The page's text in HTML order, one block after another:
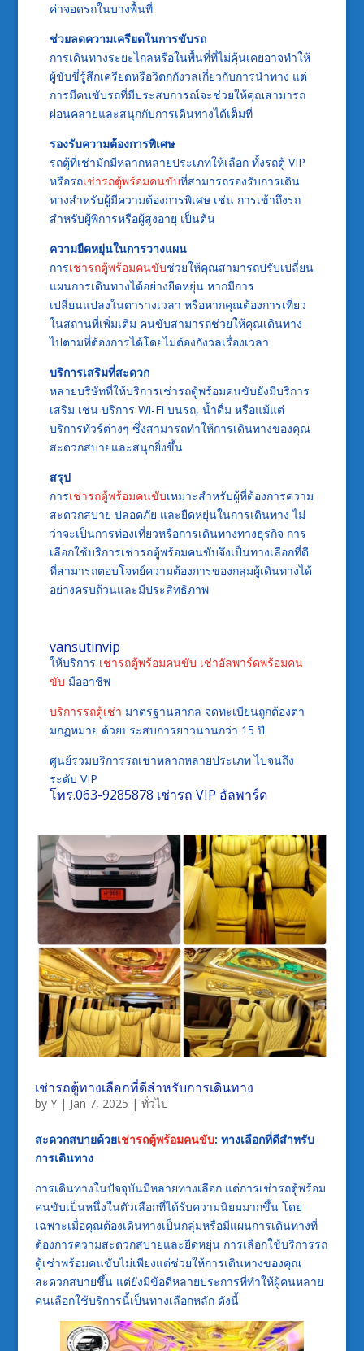
ค่าจอดรถในบางพื้นที่
ช่วยลดความเครียดในการขับรถ
การเดินทางระยะไกลหรือในพื้นที่ที่ไม่คุ้นเคยอาจทำให้
ผู้ขับขี่รู้สึกเครียดหรือวิตกกังวลเกี่ยวกับการนำทาง แต่
การมีคนขับรถที่มีประสบการณ์จะช่วยให้คุณสามารถ
ผ่อนคลายและสนุกกับการเดินทางได้เต็มที่
รองรับความต้องการพิเศษ
รถตู้ที่เช่ามักมีหลากหลายประเภทให้เลือก ทั้งรถตู้ VIP
หรือรถเช่ารถตู้พร้อมคนขับที่สามารถรองรับการเดิน
ทางสำหรับผู้มีความต้องการพิเศษ เช่น การเข้าถึงรถ
สำหรับผู้พิการหรือผู้สูงอายุ เป็นต้น
ความยืดหยุ่นในการวางแผน
การเช่ารถตู้พร้อมคนขับช่วยให้คุณสามารถปรับเปลี่ยน
แผนการเดินทางได้อย่างยืดหยุ่น หากมีการ
เปลี่ยนแปลงในตารางเวลา หรือหากคุณต้องการเที่ยว
ในสถานที่เพิ่มเติม คนขับสามารถช่วยให้คุณเดินทาง
ไปตามที่ต้องการได้โดยไม่ต้องกังวลเรื่องเวลา
บริการเสริมที่สะดวก
หลายบริษัทที่ให้บริการเช่ารถตู้พร้อมคนขับยังมีบริการ
เสริม เช่น บริการ Wi-Fi บนรถ, น้ำดื่ม หรือแม้แต่
บริการทัวร์ต่างๆ ซึ่งสามารถทำให้การเดินทางของคุณ
สะดวกสบายและสนุกยิ่งขึ้น
สรุป
การเช่ารถตู้พร้อมคนขับเหมาะสำหรับผู้ที่ต้องการความ
สะดวกสบาย ปลอดภัย และยืดหยุ่นในการเดินทาง ไม่
ว่าจะเป็นการท่องเที่ยวหรือการเดินทางทางธุรกิจ การ
เลือกใช้บริการเช่ารถตู้พร้อมคนขับจึงเป็นทางเลือกที่ดี
ที่สามารถตอบโจทย์ความต้องการของกลุ่มผู้เดินทางได้
อย่างครบถ้วนและมีประสิทธิภาพ
vansutinvip
ให้บริการ เช่ารถตู้พร้อมคนขับ เช่าอัลพาร์ดพร้อมคน
ขับ มืออาชีพ
บริการรถตู้เช่า มาตรฐานสากล จดทะเบียนถูกต้องตา
มกฏหมาย ด้วยประสบการยาวนานกว่า 15 ปี
ศูนย์รวมบริการรถเช่าหลากหลายประเภท ไปจนถึง
ระดับ VIP
โทร.063-9285878 เช่ารถ VIP อัลพาร์ด
เช่ารถตู้ทางเลือกที่ดีสำหรับการเดินทาง
by Y| Jan 7, 2025 | ทั่วไป
สะดวกสบายด้วยเช่ารถตู้พร้อมคนขับ: ทางเลือกที่ดีสำหรับ
การเดินทาง
การเดินทางในปัจจุบันมีหลายทางเลือก แต่การเช่ารถตู้พร้อม
คนขับเป็นหนึ่งในตัวเลือกที่ได้รับความนิยมมากขึ้น โดย
เฉพาะเมื่อคุณต้องเดินทางเป็นกลุ่มหรือมีแผนการเดินทางที่
ต้องการความสะดวกสบายและยืดหยุ่น การเลือกใช้บริการรถ
ตู้เช่าพร้อมคนขับไม่เพียงแต่ช่วยให้การเดินทางของคุณ
สะดวกสบายขึ้น แต่ยังมีข้อดีหลายประการที่ทำให้ผู้คนหลาย
คนเลือกใช้บริการนี้เป็นทางเลือกหลัก ดังนี้